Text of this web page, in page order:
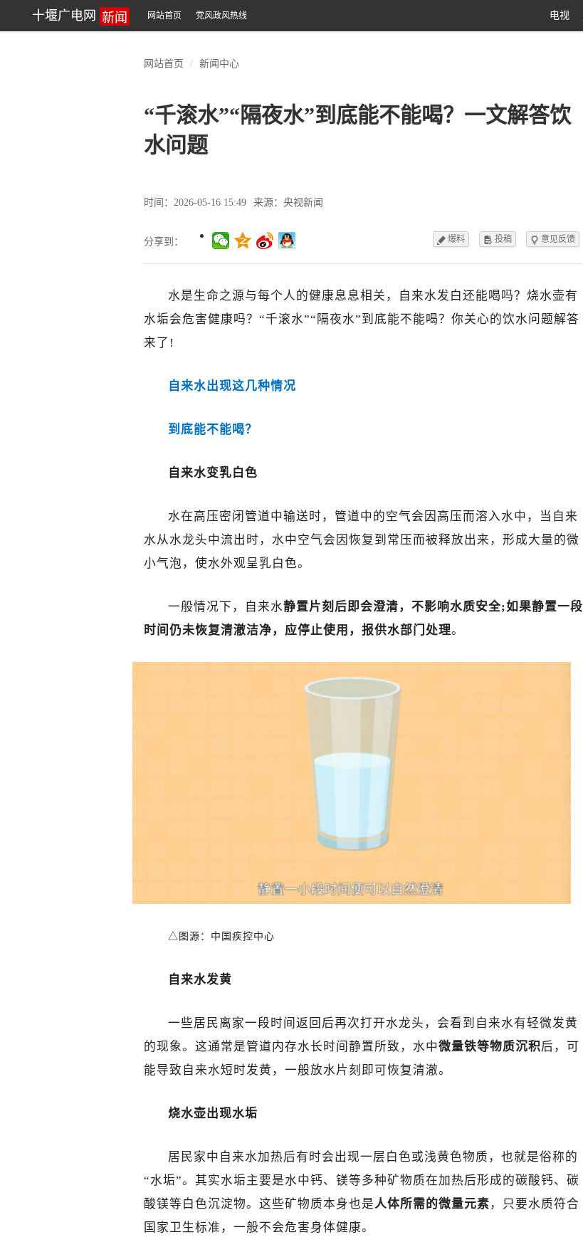
十堰广电网 新闻 网站首页 党风政风热线 电视
网站首页 新闻中心
“千滚水”“隔夜水”到底能不能喝？一文解答饮
水问题
时间：2026-05-16 15:49 来源：央视新闻
分享到： 爆料  投稿  意见反馈
水是生命之源与每个人的健康息息相关，自来水发白还能喝吗？烧水壶有
水垢会危害健康吗？“千滚水”“隔夜水”到底能不能喝？你关心的饮水问题解答
来了!
自来水出现这几种情况
到底能不能喝？
自来水变乳白色
水在高压密闭管道中输送时，管道中的空气会因高压而溶入水中，当自来
水从水龙头中流出时，水中空气会因恢复到常压而被释放出来，形成大量的微
小气泡，使水外观呈乳白色。
一般情况下，自来水静置片刻后即会澄清，不影响水质安全;如果静置一段
时间仍未恢复清澈洁净，应停止使用，报供水部门处理。
△图源：中国疾控中心
自来水发黄
一些居民离家一段时间返回后再次打开水龙头，会看到自来水有轻微发黄
的现象。这通常是管道内存水长时间静置所致，水中微量铁等物质沉积后，可
能导致自来水短时发黄，一般放水片刻即可恢复清澈。
烧水壶出现水垢
居民家中自来水加热后有时会出现一层白色或浅黄色物质，也就是俗称的
“水垢”。其实水垢主要是水中钙、镁等多种矿物质在加热后形成的碳酸钙、碳
酸镁等白色沉淀物。这些矿物质本身也是人体所需的微量元素 ，只要水质符合
国家卫生标准，一般不会危害身体健康。